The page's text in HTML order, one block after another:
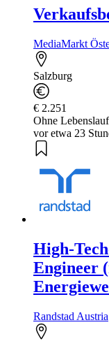
MediaMarkt
Salzburg
€ 2.251
Ohne
vor etwa 23
High-
Engineer
Randstad Austria